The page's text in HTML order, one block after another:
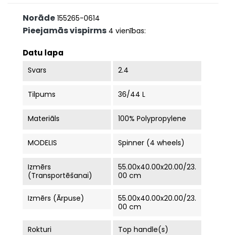
Norāde 155265-0614
Pieejamās vispirms 4 vienības:
Datu lapa
Svars 2.4
Tilpums 36/44 L
Materiāls 100% Polypropylene
MODELIS Spinner (4 wheels)
Izmērs
(Transportēšanai)
55.00x40.00x20.00/23.
00 cm
Izmērs (ārpuse)
55.00x40.00x20.00/23.
00 cm
Rokturi Top handle(s)